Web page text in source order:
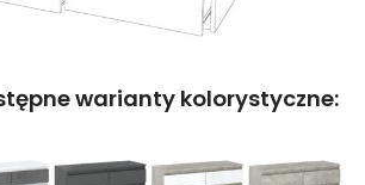
warianty kolorystyczne: